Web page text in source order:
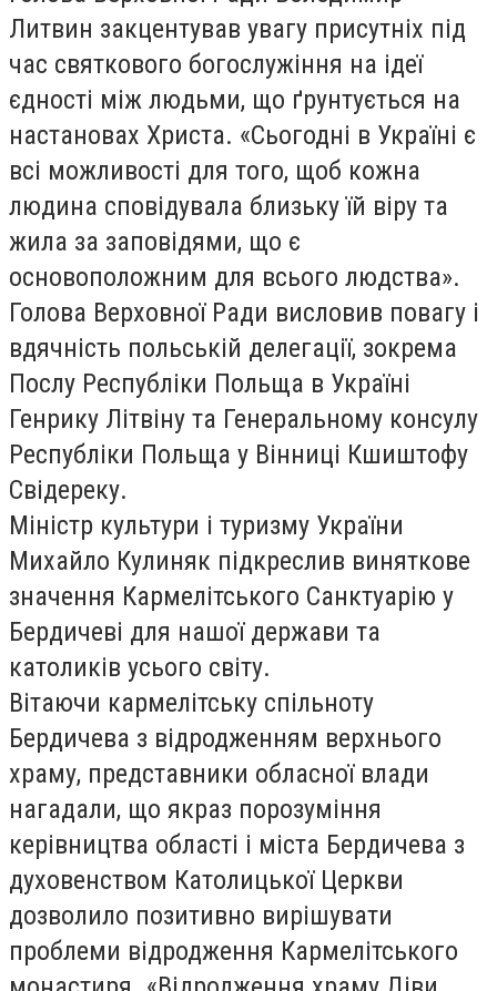
Литвин закцентував увагу присутніх під
час святкового богослужіння на ідеї
єдності між людьми, що ґрунтується на
настановах Христа. «Сьогодні в Україні є
всі можливості для того, щоб кожна
людина сповідувала близьку їй віру та
жила за заповідями, що є
основоположним для всього людства».
Голова Верховної Ради висловив повагу і
вдячність польській делегації, зокрема
Послу Республіки Польща в Україні
Генрику Літвіну та Генеральному консулу
Республіки Польща у Вінниці Кшиштофу
Свідереку.
Міністр культури і туризму України
Михайло Кулиняк підкреслив виняткове
значення Кармелітського Санктуарію у
Бердичеві для нашої держави та
католиків усього світу.
Вітаючи кармелітську спільноту
Бердичева з відродженням верхнього
храму, представники обласної влади
нагадали, що якраз порозуміння
керівництва області і міста Бердичева з
духовенством Католицької Церкви
дозволило позитивно вирішувати
проблеми відродження Кармелітського